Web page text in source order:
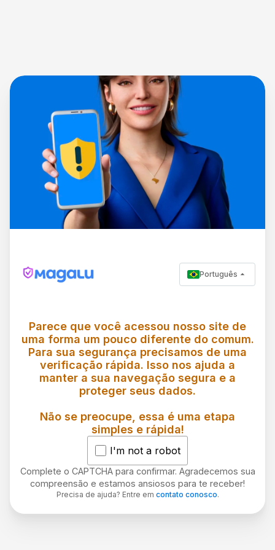
Português
Parece que você acessou nosso site de
uma forma um pouco diferente do comum.
Para sua segurança precisamos de uma
verificação rápida. Isso nos ajuda a
manter a sua navegação segura e a
proteger seus dados.
Não se preocupe, essa é uma etapa
simples e rápida!
I'm not a robot
Complete o CAPTCHA para confirmar. Agradecemos sua
compreensão e estamos ansiosos para te receber!
Precisa de ajuda? Entre em contato conosco.